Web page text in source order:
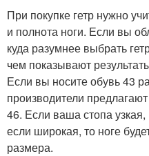
При покупке гетр нужно
и полнота ноги. Если вы
куда разумнее выбрать
чем показывают
Если вы носите обувь 43
производители
46. Если ваша стопа
если широкая, то ноге
размера.